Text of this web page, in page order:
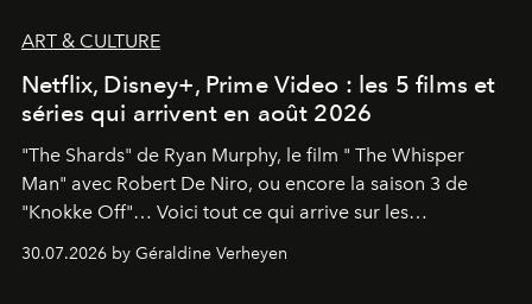
ART & CULTURE
Netflix, Disney+, Prime Video : les 5 films et
séries qui arrivent en août 2026
"The Shards" de Ryan Murphy, le film " The Whisper
Man" avec Robert De Niro, ou encore la saison 3 de
"Knokke Off"… Voici tout ce qui arrive sur les
plateformes de streaming en août 2026.
30.07.2026 by Géraldine Verheyen